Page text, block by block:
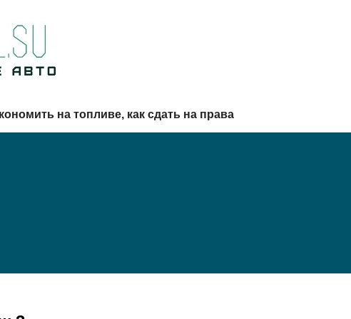
на топливе, как сдать на права